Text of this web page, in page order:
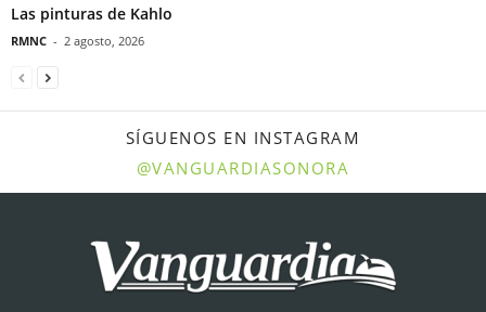
Las pinturas de Kahlo
RMNC - 2 agosto, 2026
SÍGUENOS EN INSTAGRAM
@VANGUARDIASONORA